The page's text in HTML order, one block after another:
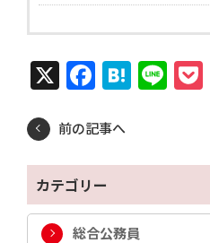
X Facebook
Hatena
Line
前の記事へ
カテゴリー
総合公務員